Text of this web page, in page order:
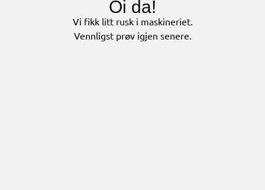
Oi da!
Vi fikk litt rusk i maskineriet.
Vennligst prøv igjen senere.